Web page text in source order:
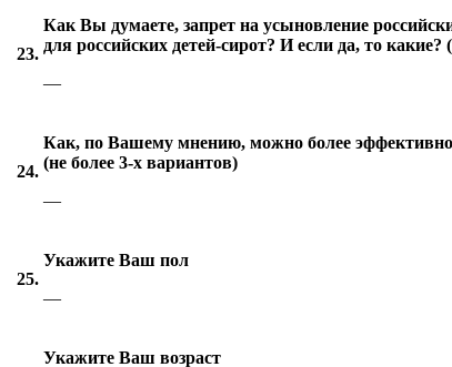
23.
Как Вы думаете, запрет на усыновление
для российских детей-сирот? И если да, то какие?
—
24.
Как, по Вашему мнению, можно более эффективно
(не более 3-х вариантов)
—
25.
Укажите Ваш пол
—
Укажите Ваш возраст